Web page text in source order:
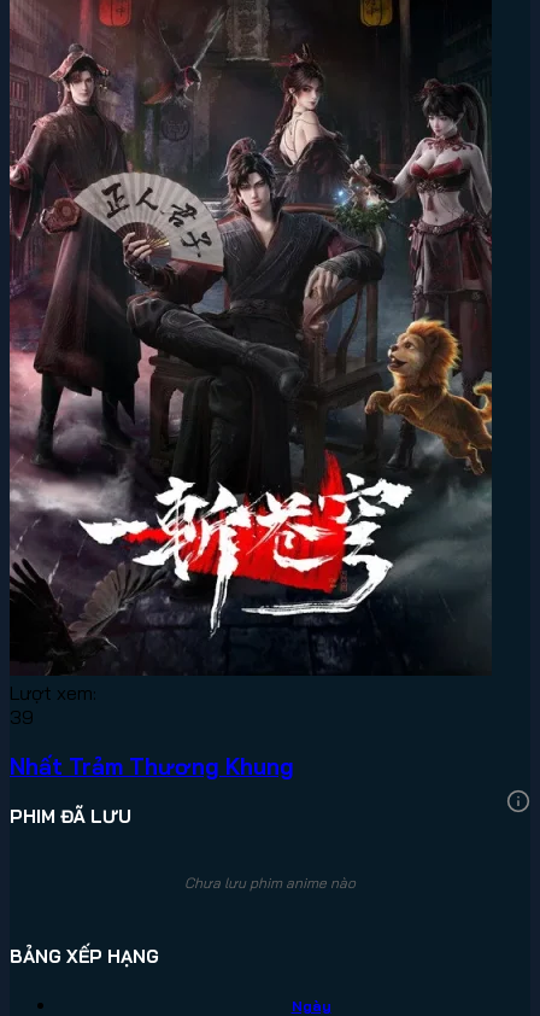
Lượt xem:
39
Nhất Trảm Thương Khung
PHIM ĐÃ LƯU
Chưa lưu phim anime nào
BẢNG XẾP HẠNG
Ngày